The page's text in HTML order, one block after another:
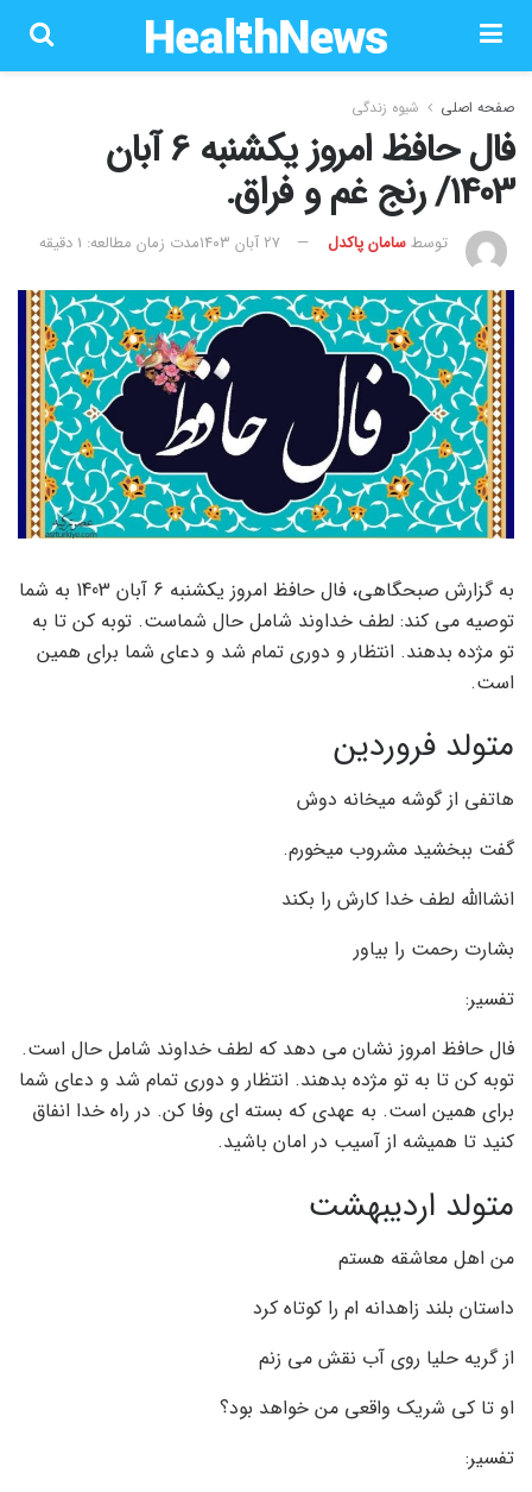
صفحه اصلی شیوه زندگی
فال حافظ امروز یکشنبه 6 آبان
1403/ رنج غم و فراق.
توسطسامان پاکدل ۲۷ آبان ۱۴۰۳ مدت زمان مطالعه: 1 دقیقه
به گزارش صبحگاهی، فال حافظ امروز یکشنبه 6 آبان 1403 به شما
توصیه می کند: لطف خداوند شامل حال شماست. توبه کن تا به
تو مژده بدهند. انتظار و دوری تمام شد و دعای شما برای همین
است.
متولد فروردین
هاتفی از گوشه میخانه دوش
گفت ببخشید مشروب میخورم.
انشاالله لطف خدا کارش را بکند
بشارت رحمت را بیاور
تفسیر:
فال حافظ امروز نشان می دهد که لطف خداوند شامل حال است.
توبه کن تا به تو مژده بدهند. انتظار و دوری تمام شد و دعای شما
برای همین است. به عهدی که بسته ای وفا کن. در راه خدا انفاق
کنید تا همیشه از آسیب در امان باشید.
متولد اردیبهشت
من اهل معاشقه هستم
داستان بلند زاهدانه ام را کوتاه کرد
از گریه حلیا روی آب نقش می زنم
او تا کی شریک واقعی من خواهد بود؟
تفسیر: